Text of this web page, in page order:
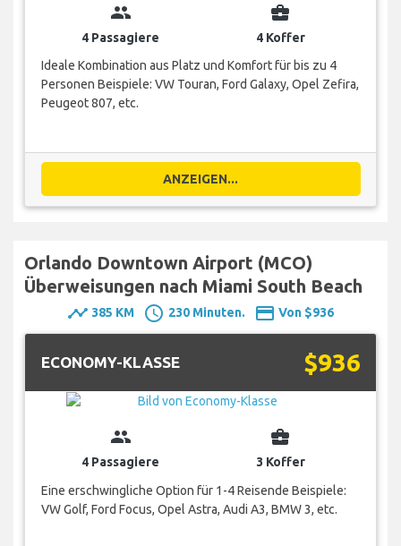
group
4 Passagiere
business_center
4 Koffer
Ideale Kombination aus Platz und Komfort für bis zu 4
Personen Beispiele: VW Touran, Ford Galaxy, Opel Zefira,
Peugeot 807, etc.
ANZEIGEN...
Orlando Downtown Airport (MCO)
Überweisungen nach Miami South Beach
timeline 385 KM schedule 230 Minuten. payment Von $936
ECONOMY-KLASSE $936
group
4 Passagiere
business_center
3 Koffer
Eine erschwingliche Option für 1-4 Reisende Beispiele:
VW Golf, Ford Focus, Opel Astra, Audi A3, BMW 3, etc.